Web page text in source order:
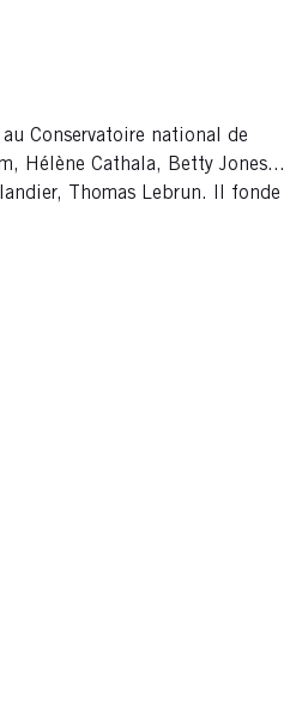
Conservatoire national de
Hélène Cathala, Betty Jones...
Thomas Lebrun. Il fonde